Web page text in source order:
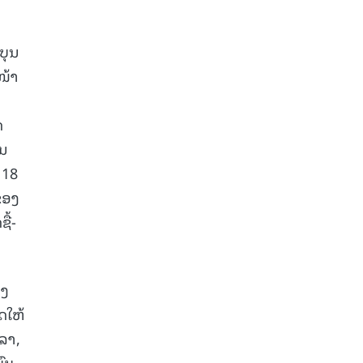
ນ
າ
ງ
-
ໃຫ້
າ,